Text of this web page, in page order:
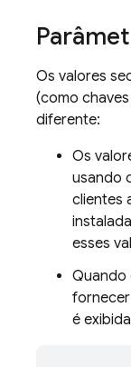
Os valores
(como
diferente:
Os
usando
clientes
esses
Quando
fornecer
é